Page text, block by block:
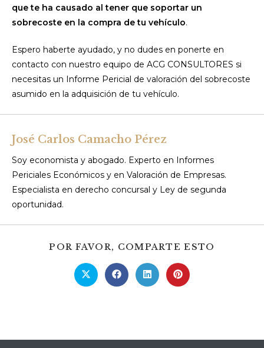
que te ha causado al tener que soportar un
sobrecoste en la compra de tu vehículo.
Espero haberte ayudado, y no dudes en ponerte en
contacto con nuestro equipo de ACG CONSULTORES si
necesitas un Informe Pericial de valoración del sobrecoste
asumido en la adquisición de tu vehículo.
José Carlos Camacho Pérez
Soy economista y abogado. Experto en Informes
Periciales Económicos y en Valoración de Empresas.
Especialista en derecho concursal y Ley de segunda
oportunidad.
POR FAVOR, COMPARTE ESTO
Se
abre
Se
abre
Se
abre
Se
abre